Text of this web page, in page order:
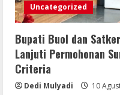
Uncategorized
Bupati Buol dan
Lanjuti Permohonan
Criteria
Dedi Mulyadi 10